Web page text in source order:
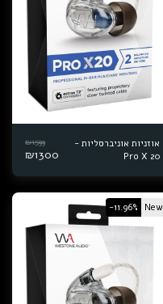
אוזניות אוניברסליות -
Pro X 20
₪1599
₪1300
New
-11.96%